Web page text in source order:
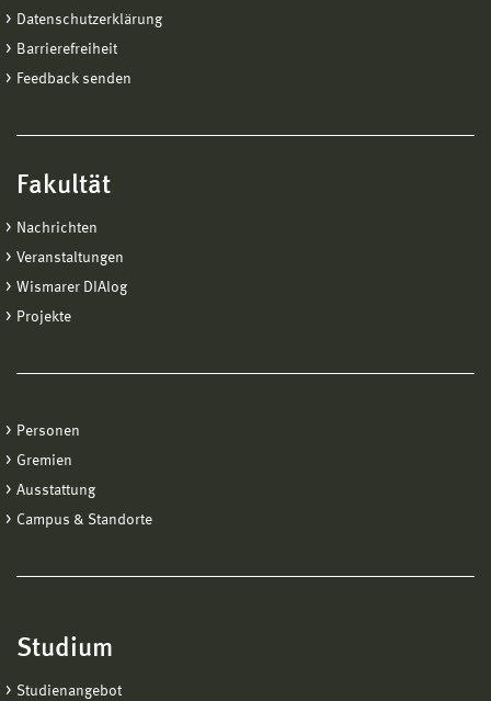
Datenschutzerklärung
Barrierefreiheit
Feedback senden
Fakultät
Nachrichten
Veranstaltungen
Wismarer DIAlog
Projekte
Personen
Gremien
Ausstattung
Campus & Standorte
Studium
Studienangebot